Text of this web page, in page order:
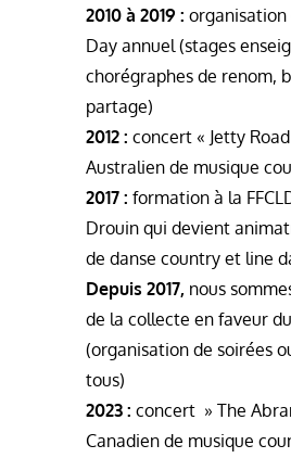
2010 à 2019 : organisation
Day annuel (stages
chorégraphes de renom,
partage)
2012 : concert « Jetty
Australien de musique
2017 : formation à la
Drouin qui devient
de danse country et line
Depuis 2017, nous
de la collecte en faveur
(organisation de soirées
tous)
2023 : concert » The
Canadien de musique